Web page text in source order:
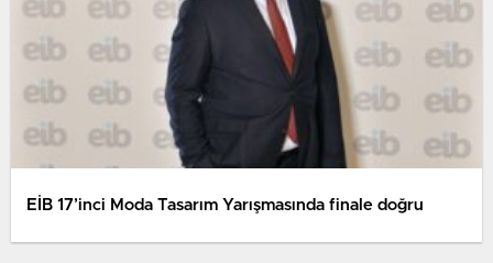
EİB 17’inci Moda Tasarım Yarışmasında finale doğru